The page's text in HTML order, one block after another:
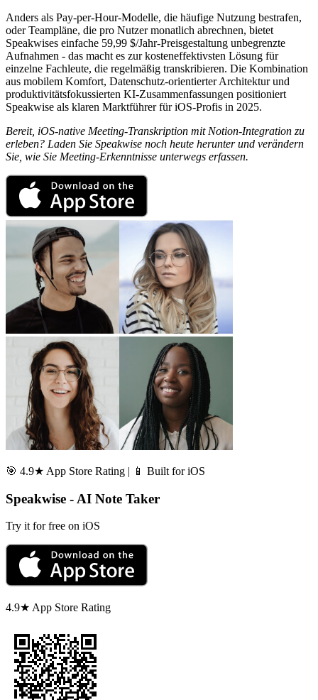
Anders als Pay-per-Hour-Modelle, die häufige Nutzung bestrafen,
oder Teampläne, die pro Nutzer monatlich abrechnen, bietet
Speakwises einfache 59,99 $/Jahr-Preisgestaltung unbegrenzte
Aufnahmen - das macht es zur kosteneffektivsten Lösung für
einzelne Fachleute, die regelmäßig transkribieren. Die Kombination
aus mobilem Komfort, Datenschutz-orientierter Architektur und
produktivitätsfokussierten KI-Zusammenfassungen positioniert
Speakwise als klaren Marktführer für iOS-Profis in 2025.
Bereit, iOS-native Meeting-Transkription mit Notion-Integration zu
erleben? Laden Sie Speakwise noch heute herunter und verändern
Sie, wie Sie Meeting-Erkenntnisse unterwegs erfassen.
🎯 4.9★ App Store Rating | 📱 Built for iOS
Speakwise - AI Note Taker
Try it for free on iOS
4.9★ App Store Rating